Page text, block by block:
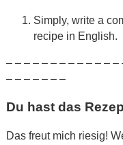
Simply, write a
recipe in English.
– – – – – – – – – – – –
– – – – – – –
Du hast das
Das freut mich riesig!